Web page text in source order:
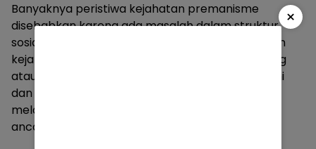
Banyaknya peristiwa kejahatan premanisme
disebabkan karena ada masalah dalam struktur
sosial masyarakat. Premanisme sebagai tindakan
kejahatan yang dilakukan oleh sekelompok orang
atau kelompok yang tidak memiliki otoritas resmi
dan bertujuan untuk memperoleh keuntungan
melalui tindakan kekerasan, pemerasan, dan
ancaman terhadap orang lain.
×